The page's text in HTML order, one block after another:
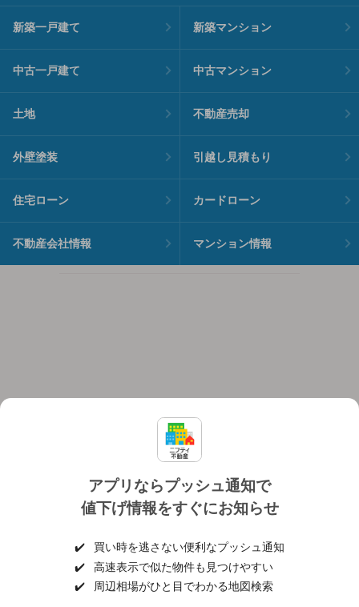
アプリならプッシュ通知で
値下げ情報をすぐにお知らせ
✔️
買い時を逃さない便利なプッシュ通知
✔️
高速表示で似た物件も見つけやすい
✔️
周辺相場がひと目でわかる地図検索
新築一戸建て 新築マンション
中古一戸建て 中古マンション
土地 不動産売却
外壁塗装 引越し見積もり
住宅ローン カードローン
不動産会社情報 マンション情報
個人情報保護ポリシー 利用規約
ヘルプ・お問い合わせ 採用情報